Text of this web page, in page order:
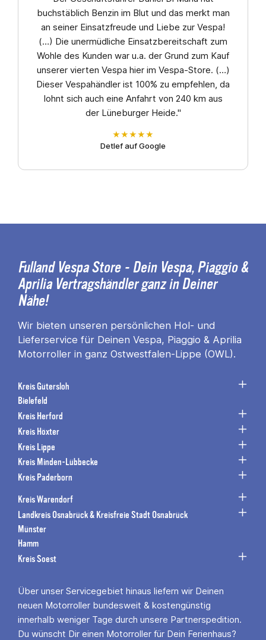
buchstäblich Benzin im Blut und das merkt man
an seiner Einsatzfreude und Liebe zur Vespa!
(…) Die unermüdliche Einsatzbereitschaft zum
Wohle des Kunden war u.a. der Grund zum Kauf
unserer vierten Vespa hier im Vespa-Store. (…)
Dieser Vespahändler ist 100% zu empfehlen, da
lohnt sich auch eine Anfahrt von 240 km aus
der Lüneburger Heide."
★★★★★
Detlef auf Google
Fulland Vespa Store - Dein Vespa, Piaggio &
Aprilia Vertragshändler ganz in Deiner
Nähe!
Wir bieten unseren persönlichen Hol- und
Lieferservice für Deinen Vespa, Piaggio & Aprilia
Motorroller in ganz Ostwestfalen-Lippe (OWL).
Kreis Gütersloh
Bielefeld
Kreis Herford
Kreis Höxter
Kreis Lippe
Kreis Minden-Lübbecke
Kreis Paderborn
Kreis Warendorf
Landkreis Osnabrück & Kreisfreie Stadt Osnabrück
Münster
Hamm
Kreis Soest
Über unser Servicegebiet hinaus liefern wir Deinen
neuen Motorroller bundesweit & kostengünstig
innerhalb weniger Tage durch unsere Partnerspedition.
Du wünscht Dir einen Motorroller für Dein Ferienhaus?